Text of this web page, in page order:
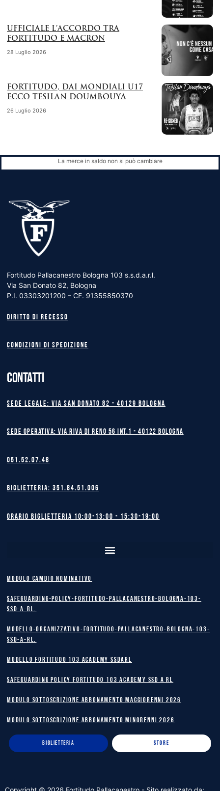
UFFICIALE L’ACCORDO TRA
FORTITUDO E MACRON
28 Luglio 2026
FORTITUDO, DAI MONDIALI U17
ECCO TESILAN DOUMBOUYA
26 Luglio 2026
La merce in saldo non si può cambiare
Fortitudo Pallacanestro Bologna 103 s.s.d.a.r.l.
Via San Donato 82, Bologna
P.I. 03303201200 – CF. 91355850370
Diritto di recesso
Condizioni di spedizione
CONTATTI
Sede legale: Via San Donato 82 - 40129 BOLOGNA
Sede operativa: Via Riva di Reno 56 int.1 - 40122 BOLOGNA
051.52.07.48
Biglietteria: 351.84.51.006
Orario biglietteria 10:00-13:00 - 15:30-19:00
MODULO CAMBIO NOMINATIVO
safeguarding-policy-Fortitudo-Pallacanestro-Bologna-103-
SSD-A-RL.
Modello-Organizzativo-Fortitudo-Pallacanestro-Bologna-103-
SSD-A-RL.
MODELLO FORTITUDO 103 ACADEMY SSDARL
safeguarding policy Fortitudo 103 Academy SSD A RL
MODULO SOTTOSCRIZIONE ABBONAMENTO MAGGIORENNI 2026
MODULO SOTTOSCRIZIONE ABBONAMENTO MINORENNI 2026
BIGLIETTERIA STORE